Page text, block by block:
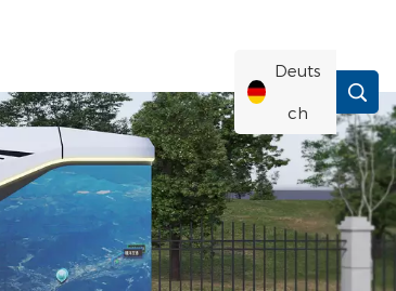
Deuts
Ch
English
Français